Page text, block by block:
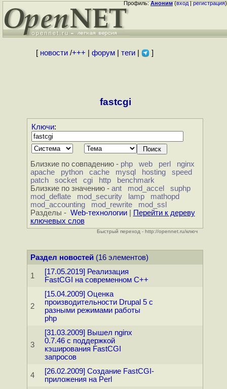
Профиль:Аноним(вход|регистрация)
[ новости/+++ форум| теги| ]
fastcgi
Ключи:
Близкие по совпадению - php web perl
nginx
apache
python cache mysql hosting
speed
patch
socket cgi http
benchmark
Близкие по значению - ant mod_accel
suphp
mod_deflate
mod_security lamp
mathopd
mod_accounting
mod_rewrite
mod_ssl
Разделы - Web-технологии|
Перейти к дереву
ключевых слов
Быстрый переход - http://opennet.ru/ключ
Раздел новостей(16 элементов)
1
[17.05.2019] Реализация
FastCGI на современном C++
2
[15.04.2009] Оценка
производительности Drupal 5 с
разными режимами работы
php
3
[31.03.2009] Вышел nginx
0.7.46 с поддержкой
кэширования FastCGI
запросов
4
[26.02.2009] Создание FastCGI-
приложения на Perl